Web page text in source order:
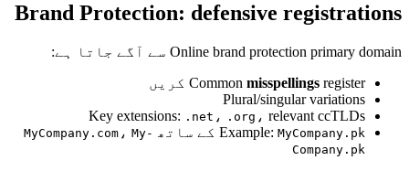
Brand Protection: defensive registrations
Online brand protection primary domain سے آگے جاتا ہے:
Common misspellings register کریں
Plural/singular variations
Key extensions: .net ، .org ، relevant ccTLDs
Example: MyCompany.pk کے ساتھ MyCompany.com ، My-
Company.pk